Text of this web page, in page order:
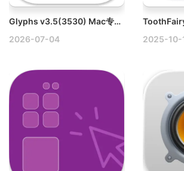
Glyphs v3.5(3530) Mac专业字体设计软件破解版
2026-07-04
2025-10-